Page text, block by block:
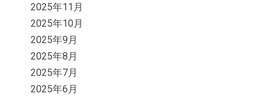
2025年11月
2025年10月
2025年9月
2025年8月
2025年7月
2025年6月